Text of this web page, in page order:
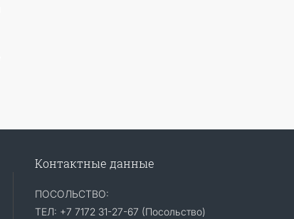
Контактные данные
ПОСОЛЬСТВО:
ТЕЛ: +7 7172 31-27-67 (Посольство)